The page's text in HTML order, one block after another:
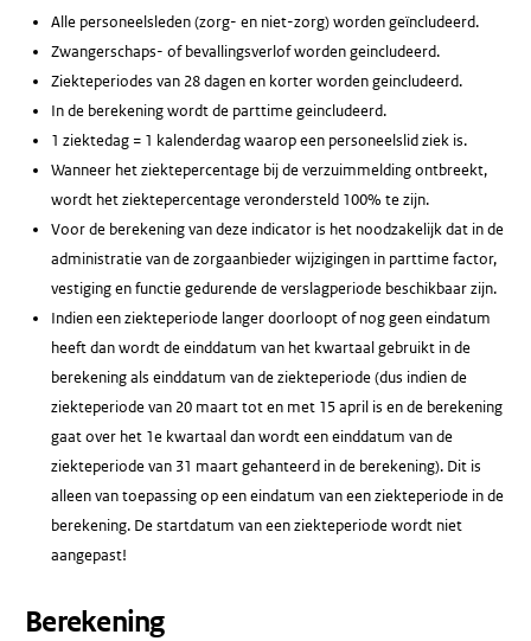
Alle personeelsleden (zorg- en niet-zorg) worden geïncludeerd.
Zwangerschaps- of bevallingsverlof worden geincludeerd.
Ziekteperiodes van 28 dagen en korter worden geincludeerd.
In de berekening wordt de parttime geincludeerd.
1 ziektedag = 1 kalenderdag waarop een personeelslid ziek is.
Wanneer het ziektepercentage bij de verzuimmelding ontbreekt,
wordt het ziektepercentage verondersteld 100% te zijn.
Voor de berekening van deze indicator is het noodzakelijk dat in de
administratie van de zorgaanbieder wijzigingen in parttime factor,
vestiging en functie gedurende de verslagperiode beschikbaar zijn.
Indien een ziekteperiode langer doorloopt of nog geen eindatum
heeft dan wordt de einddatum van het kwartaal gebruikt in de
berekening als einddatum van de ziekteperiode (dus indien de
ziekteperiode van 20 maart tot en met 15 april is en de berekening
gaat over het 1e kwartaal dan wordt een einddatum van de
ziekteperiode van 31 maart gehanteerd in de berekening). Dit is
alleen van toepassing op een eindatum van een ziekteperiode in de
berekening. De startdatum van een ziekteperiode wordt niet
aangepast!
Berekening